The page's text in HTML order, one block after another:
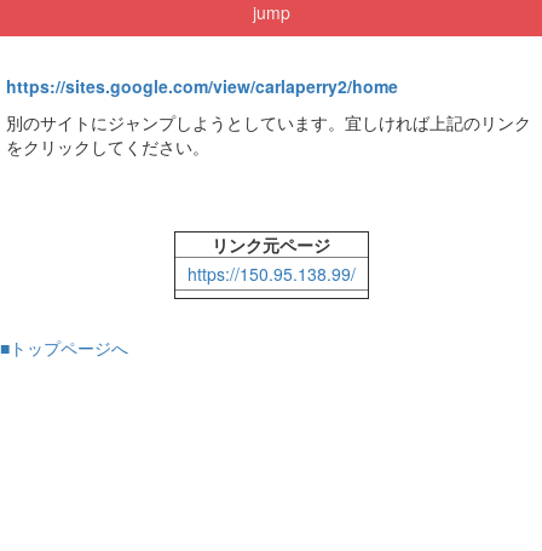
jump
https://sites.google.com/view/carlaperry2/home
別のサイトにジャンプしようとしています。宜しければ上記のリンク
をクリックしてください。
リンク元ページ
https://150.95.138.99/
■トップページへ